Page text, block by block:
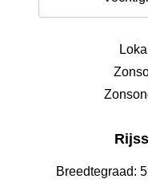
Breedtegraad: